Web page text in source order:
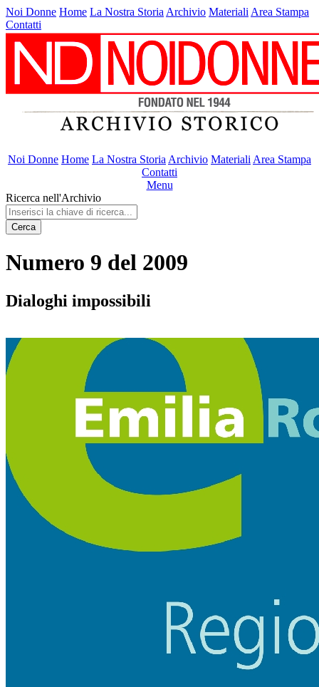
Noi Donne Home La Nostra Storia Archivio Materiali Area Stampa
Contatti
Noi Donne Home La Nostra Storia Archivio Materiali Area Stampa
Contatti
Menu
Ricerca nell'Archivio
Cerca
Numero 9 del 2009
Dialoghi impossibili